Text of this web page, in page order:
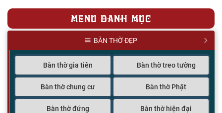
MENU DANH MỤC
BÀN THỜ ĐẸP
Bàn thờ gia tiên Bàn thờ treo tường
Bàn thờ chung cư Bàn thờ Phật
Bàn thờ đứng Bàn thờ hiện đại